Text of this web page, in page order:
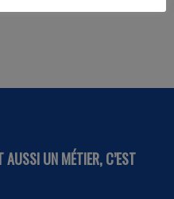
AUSSI UN MÉTIER, C’EST